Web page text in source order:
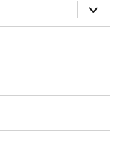
Alt
menüyü
genişlet